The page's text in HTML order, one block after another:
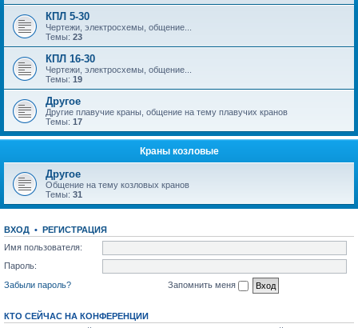
КПЛ 5-30
Чертежи, электросхемы, общение...
Темы: 23
КПЛ 16-30
Чертежи, электросхемы, общение...
Темы: 19
Другое
Другие плавучие краны, общение на тему плавучих кранов
Темы: 17
Краны козловые
Другое
Общение на тему козловых кранов
Темы: 31
ВХОД • РЕГИСТРАЦИЯ
Имя пользователя:
Пароль:
Забыли пароль?
Запомнить меня
КТО СЕЙЧАС НА КОНФЕРЕНЦИИ